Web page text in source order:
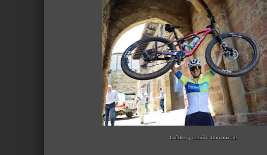
Crédito y cesión: Comunicae